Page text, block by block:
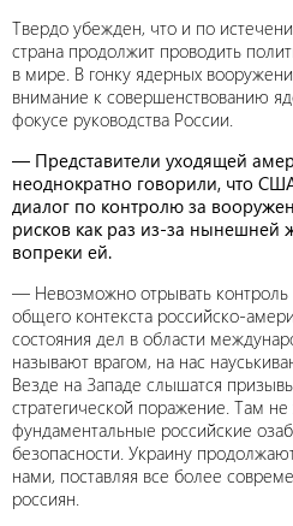
Твердо убежден, что и по
страна продолжит проводить
в мире. В гонку ядерных
внимание к совершенствованию
фокусе руководства России.
— Представители уходящей
неоднократно говорили, что
диалог по контролю за
рисков как раз из-за нынешней
вопреки ей.
— Невозможно отрывать
общего контекста российско-
состояния дел в области
называют врагом, на нас
Везде на Западе слышатся
стратегической поражение. Там не
фундаментальные российские
безопасности. Украину
нами, поставляя все более
россиян.